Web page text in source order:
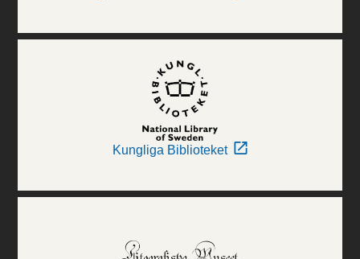
Kungliga Biblioteket